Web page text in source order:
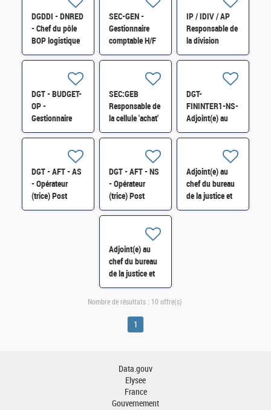
DGDDI - DNRED
- Chef du pôle
BOP logistique
et immobilier de
SEC-GEN -
Gestionnaire
comptable H/F
IP / IDIV / AP
Responsable de
la division
Budget
logistique -
DDFIP 74 - H/F
DGT - BUDGET-
OP -
Gestionnaire
budgétaire et
SEC:GEB
Responsable de
la cellule 'achat'
DGT-
FININTER1-NS-
Adjoint(e) au
chef de bureau
DGT - AFT - AS
- Opérateur
(trice) Post
Marché H/F
DGT - AFT - NS
- Opérateur
(trice) Post
Marché H/F
Adjoint(e) au
chef du bureau
de la justice et
des médias
Adjoint(e) au
chef du bureau
de la justice et
des médias
(8BJM) H/F
Nombre de résultats : 10 offre(s)
1
Data.gouv
Elysee
France
Gouvernement